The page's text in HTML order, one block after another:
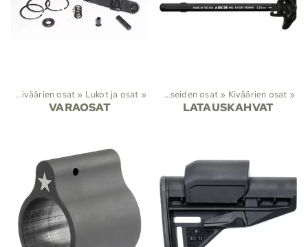
Kiväärien osat ‪» Lukot ja osat ‪»
VARAOSAT
Lajit ‪»Viranomaistuotteet Aseiden osat ‪» Kiväärien osat ‪»
LATAUSKAHVAT